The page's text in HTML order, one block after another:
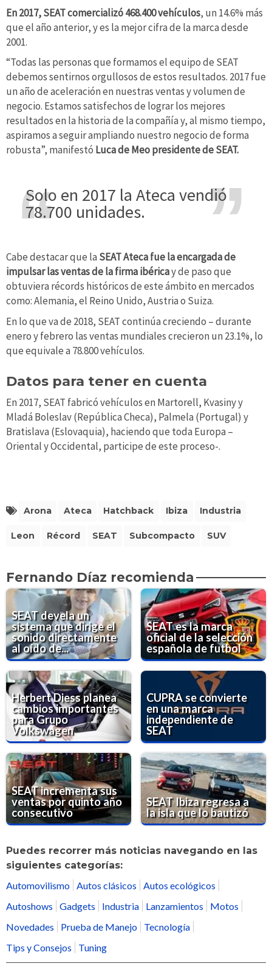
En 2017, SEAT comercializó 468.400 vehículos, un 14.6% más
que el año anterior, y es la mejor cifra de la marca desde
2001.
“Todas las personas que formamos el equipo de SEAT
debemos sentirnos orgullosos de estos resultados. 2017 fue
un año de aceleración en nuestras ventas y volumen de
negocio. Estamos satisfechos de lograr los mejores
resultados en la historia de la compañía y, al mismo tiempo,
aspiramos a seguir ampliando nuestro negocio de forma
robusta”, manifestó Luca de Meo presidente de SEAT.
Solo en 2017 la Ateca vendió
78.700 unidades.
Cabe destacar que la SEAT Ateca fue la encargada de
impulsar las ventas de la firma ibéricay de paso que
obtuviera récords históricos de este ámbito en mercados
como: Alemania, el Reino Unido, Austria o Suiza.
En lo que va de 2018, SEAT continúa creciendo – durante
enero y febrero las ventas mundiales crecieron un 23.1%, lo
que equivale a 78.800 vehículos.
Datos para tener en cuenta
En 2017, SEAT fabricó vehículos en Martorell, Kvasiny y
Mladá Boleslav (República Checa), Palmela (Portugal) y
Bratislava (Eslovaquia), haciendo que toda Europa –
Oriental y Occidental, participe de este proceso-.
Arona Ateca Hatchback Ibiza Industria
Leon Récord SEAT Subcompacto SUV
Fernando Díaz recomienda
SEAT devela un
sistema que dirige el
sonido directamente
al oído de...
SEAT es la marca
oficial de la selección
española de futbol
Herbert Diess planea
cambios importantes
para Grupo
Volkswagen
CUPRA se convierte
en una marca
independiente de
SEAT
SEAT incrementa sus
ventas por quinto año
consecutivo
SEAT Ibiza regresa a
la isla que lo bautizó
Puedes recorrer más noticias navegando en las
siguientes categorías:
Automovilismo Autos clásicos
Autos ecológicos
Autoshows
Gadgets Industria Lanzamientos
Motos
Novedades
Prueba de Manejo
Tecnología
Tips y Consejos
Tuning